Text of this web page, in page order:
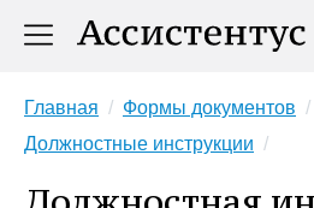
Главная
Формы документов
Должностные инструкции